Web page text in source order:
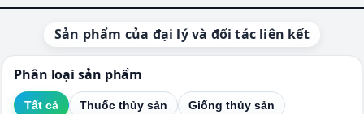
Chuyển
nội
dung
Sản phẩm của đại lý và đối tác liên kết
Phân loại sản phẩm
Tất cả Thuốc thủy sản Giống thủy sản